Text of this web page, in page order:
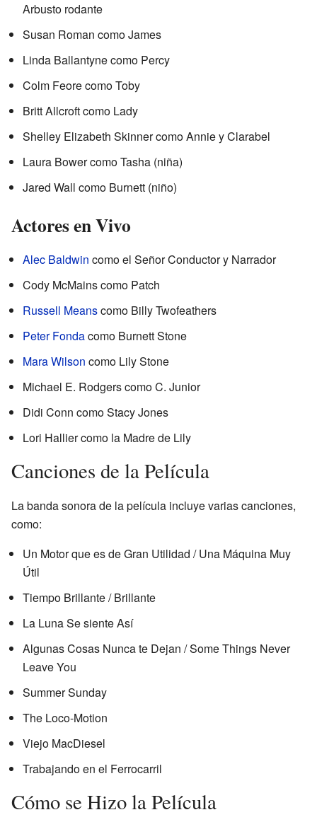
Arbusto rodante
Susan Roman como James
Linda Ballantyne como Percy
Colm Feore como Toby
Britt Allcroft como Lady
Shelley Elizabeth Skinner como Annie y Clarabel
Laura Bower como Tasha (niña)
Jared Wall como Burnett (niño)
Actores en Vivo
Alec Baldwin como el Señor Conductor y Narrador
Cody McMains como Patch
Russell Meanscomo Billy Twofeathers
Peter Fondacomo Burnett Stone
Mara Wilson como Lily Stone
Michael E. Rodgers como C. Junior
Didi Conn como Stacy Jones
Lori Hallier como la Madre de Lily
Canciones de la Película
La banda sonora de la película incluye varias canciones,
como:
Un Motor que es de Gran Utilidad / Una Máquina Muy
Útil
Tiempo Brillante / Brillante
La Luna Se siente Así
Algunas Cosas Nunca te Dejan / Some Things Never
Leave You
Summer Sunday
The Loco-Motion
Viejo MacDiesel
Trabajando en el Ferrocarril
Cómo se Hizo la Película